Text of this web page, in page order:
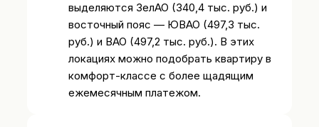
выделяются ЗелАО (340,4 тыс. руб.) и
восточный пояс — ЮВАО (497,3 тыс.
руб.) и ВАО (497,2 тыс. руб.). В этих
локациях можно подобрать квартиру в
комфорт-классе с более щадящим
ежемесячным платежом.